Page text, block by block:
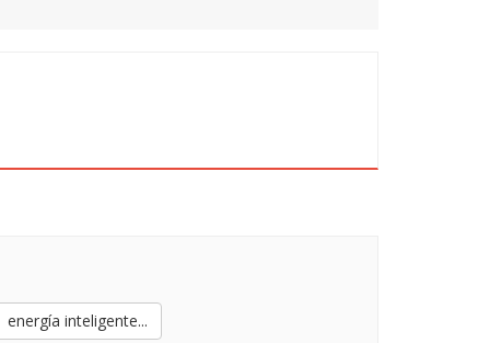
Tomás. Director Universidad
Director of Technology and
energía inteligente...